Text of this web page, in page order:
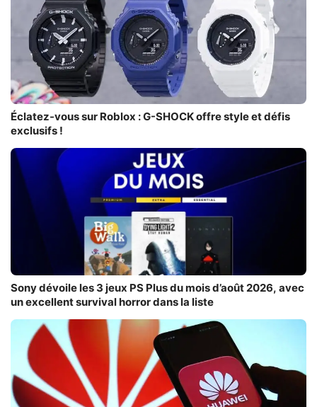
Éclatez-vous sur Roblox : G-SHOCK offre style et défis
exclusifs !
Sony dévoile les 3 jeux PS Plus du mois d’août 2026, avec
un excellent survival horror dans la liste